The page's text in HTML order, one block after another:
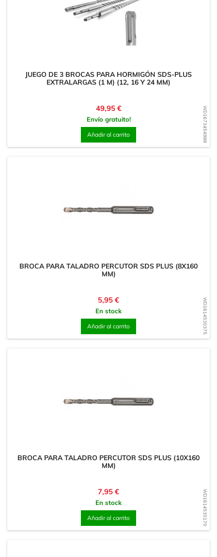
WD1673454988
JUEGO DE 3 BROCAS PARA HORMIGÓN SDS-PLUS
EXTRALARGAS (1 M) (12, 16 Y 24 MM)
Precio
49,95 €
Envío gratuito!
Añadir al carrito
WD1614530375
BROCA PARA TALADRO PERCUTOR SDS PLUS (8X160
MM)
Precio
5,95 €
En stock
Añadir al carrito
WD1614530170
BROCA PARA TALADRO PERCUTOR SDS PLUS (10X160
MM)
Precio
7,95 €
En stock
Añadir al carrito